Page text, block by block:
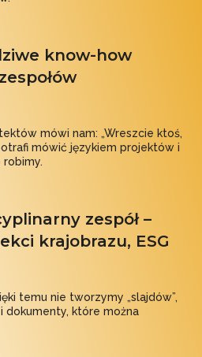
know-how
mówi nam: „Wreszcie ktoś,
mówić językiem projektów i
robimy.
zespół –
krajobrazu, ESG
temu nie tworzymy „slajdów”,
dokumenty, które można